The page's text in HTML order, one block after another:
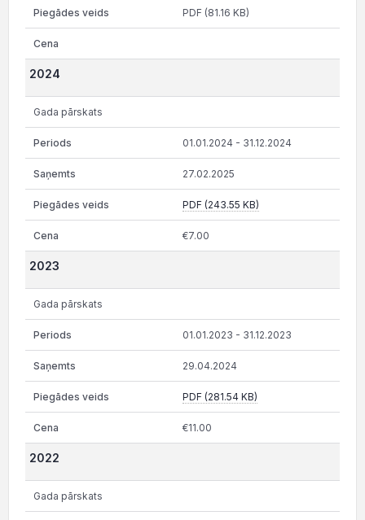
PDF (81.16 KB)
2024
Gada pārskats
01.01.2024 - 31.12.2024
27.02.2025
PDF (243.55 KB)
€7.00
2023
Gada pārskats
01.01.2023 - 31.12.2023
29.04.2024
PDF (281.54 KB)
€11.00
2022
Gada pārskats